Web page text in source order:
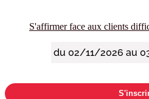
S'affirmer face aux clients